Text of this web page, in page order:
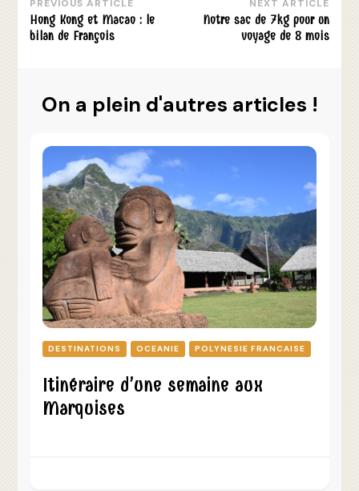
Post
Navigation
PREVIOUS ARTICLE
Hong Kong et Macao : le
bilan de François
NEXT ARTICLE
Notre sac de 7kg pour un
voyage de 8 mois
On a plein d'autres articles !
DESTINATIONS OCEANIE POLYNESIE FRANCAISE
Itinéraire d’une semaine aux
Marquises